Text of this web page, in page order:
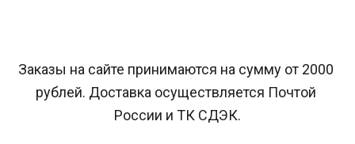
Заказы на сайте принимаются на сумму от 2000
рублей. Доставка осуществляется Почтой
России и ТК СДЭК.